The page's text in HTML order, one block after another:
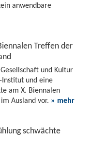
anwendbare
Treffen der
und Kultur
Institut und eine
am X. Biennalen
Ausland vor. » mehr
schwächte